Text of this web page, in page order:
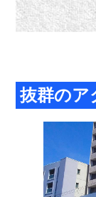
抜群のア